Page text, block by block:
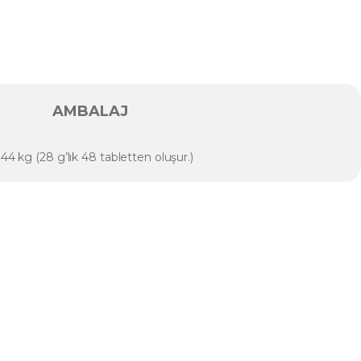
AMBALAJ
kg (28 g’lık 48 tabletten oluşur.)